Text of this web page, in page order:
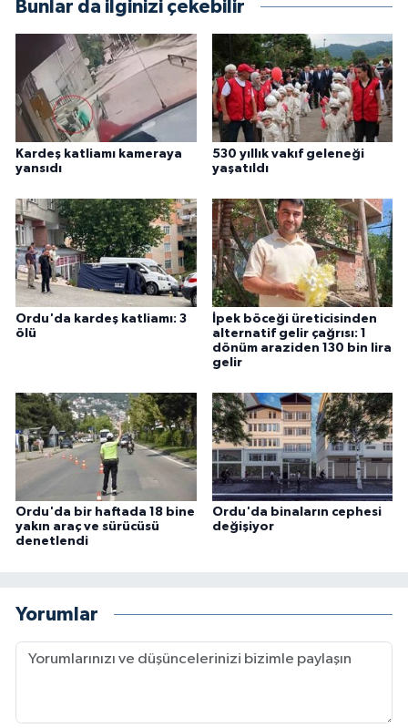
Bunlar da ilginizi çekebilir
Kardeş katliamı kameraya
yansıdı
530 yıllık vakıf geleneği
yaşatıldı
Ordu'da kardeş katliamı: 3
ölü
İpek böceği üreticisinden
alternatif gelir çağrısı: 1
dönüm araziden 130 bin lira
gelir
Ordu'da bir haftada 18 bine
yakın araç ve sürücüsü
denetlendi
Ordu'da binaların cephesi
değişiyor
Yorumlar